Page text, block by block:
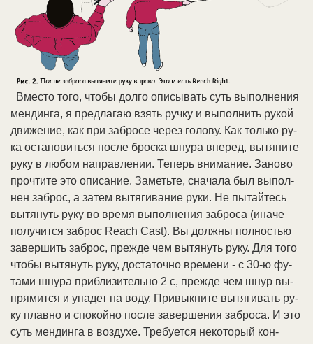
Вме­сто то­го, что­бы дол­го опи­сы­вать суть вы­пол­не­ния
мен­дин­га, я пред­ла­гаю взять руч­ку и вы­пол­нить ру­кой
дви­же­ние, как при за­бро­се че­рез го­ло­ву. Как толь­ко ру­
ка ос­та­но­вить­ся по­сле бро­ска шну­ра впе­ред, вы­тя­ни­те
ру­ку в лю­бом на­прав­ле­нии. Те­перь вни­ма­ние. За­но­во
про­чти­те это опи­са­ние. За­меть­те, сна­ча­ла был вы­пол­
нен за­брос, а за­тем вы­тя­ги­ва­ние ру­ки. Не пы­тай­тесь
вы­тя­нуть ру­ку во вре­мя вы­пол­не­ния за­бро­са (ина­че
по­лу­чит­ся за­брос Reach Cast). Вы долж­ны пол­но­стью
за­вер­шить за­брос, пре­ж­де чем вы­тя­нуть ру­ку. Для то­го
что­бы вы­тя­нуть ру­ку, дос­та­точ­но вре­ме­ни - с 30-ю фу­
та­ми шну­ра при­бли­зи­тель­но 2 с, пре­ж­де чем шнур вы­
пря­мит­ся и упа­дет на во­ду. При­вык­ни­те вы­тя­ги­вать ру­
ку плав­но и спо­кой­но по­сле за­вер­ше­ния за­бро­са. И это
суть мен­дин­га в воз­ду­хе. Тре­бу­ет­ся не­ко­то­рый кон­